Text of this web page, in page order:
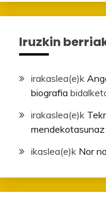
Iruzkin
irakaslea(e)k
biografia
irakaslea(e)k
ikaslea(e)k Nor